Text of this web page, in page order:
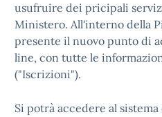
usufruire dei pricipali
Ministero. All'interno della
presente il nuovo punto di
line, con tutte le
("Iscrizioni").
Si potrà accedere al